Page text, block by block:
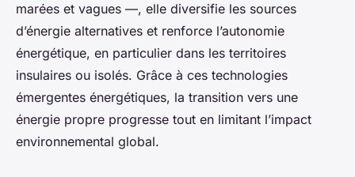
marées et vagues —, elle diversifie les sources
d’énergie alternatives et renforce l’autonomie
énergétique, en particulier dans les territoires
insulaires ou isolés. Grâce à ces technologies
émergentes énergétiques, la transition vers une
énergie propre progresse tout en limitant l’impact
environnemental global.